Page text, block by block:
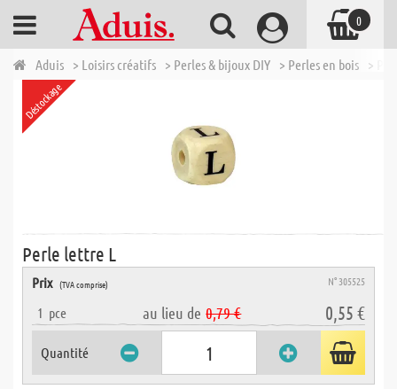
Aduis > Loisirs créatifs > Perles & bijoux DIY > Perles en bois >
Déstockage
Perle lettre L
Prix (TVA comprise) N° 305525
1 pce au lieu de 0,79 € 0,55 €
Quantité
0